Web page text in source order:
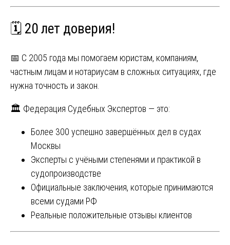
🗓️ 20 лет доверия!
📅 С 2005 года мы помогаем юристам, компаниям,
частным лицам и нотариусам в сложных ситуациях, где
нужна точность и закон.
🏛️ Федерация Судебных Экспертов — это:
Более 300 успешно завершённых дел в судах
Москвы
Эксперты с учёными степенями и практикой в
судопроизводстве
Официальные заключения, которые принимаются
всеми судами РФ
Реальные положительные отзывы клиентов